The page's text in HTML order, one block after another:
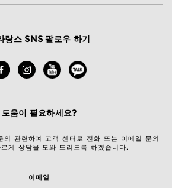
랑스 SNS 팔로우 하기
도움이 필요하세요?
관련하여 고객 센터로 전화 또는 이메일 문의
게 상담을 도와 드리도록 하겠습니다.
이메일